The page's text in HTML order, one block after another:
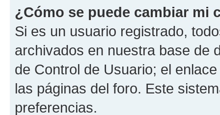
¿Cómo se puede cambiar mi
Si es un usuario registrado,
archivados en nuestra base de
de Control de Usuario; el
las páginas del foro. Este
preferencias.